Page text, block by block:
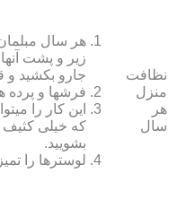
نظافت
منزل
هر
سال
هر سال
زیر و پشت آنها
جارو بکشید و
فرش‏ها و پرده
این کار را
که خیلی کثیف
بشویید.
لوسترها را